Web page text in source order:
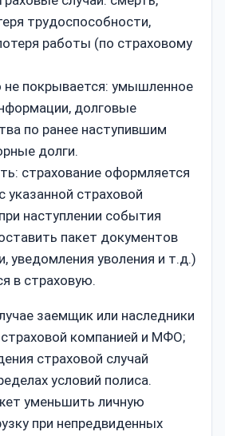
трудоспособности,
работы (по страховому
покрывается: умышленное
долговые
по ранее наступившим
долги.
страхование оформляется
указанной страховой
наступлении события
пакет документов
уведомления уволения и т.д.)
в страховую.
заемщик или наследники
компанией и МФО;
страховой случай
условий полиса.
уменьшить личную
при непредвиденных